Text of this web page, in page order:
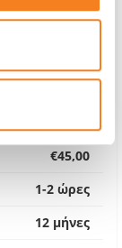
€45,00
1-2 ώρες
12 μήνες